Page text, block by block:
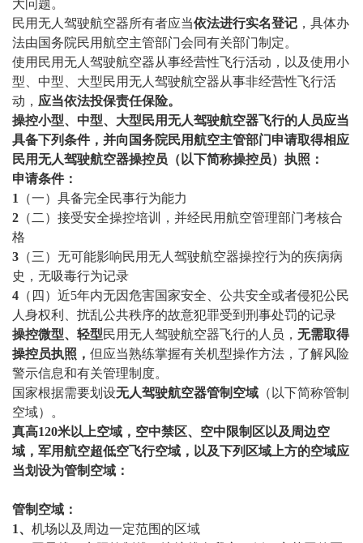
大问题。
民用无人驾驶航空器所有者应当依法进行实名登记 ，具体办
法由国务院民用航空主管部门会同有关部门制定。
使用民用无人驾驶航空器从事经营性飞行活动，以及使用小
型、中型、大型民用无人驾驶航空器从事非经营性飞行活
动， 应当依法投保责任保险。
操控小型、中型、大型民用无人驾驶航空器飞行的人员应当
具备下列条件，并向国务院民用航空主管部门申请取得相应
民用无人驾驶航空器操控员（以下简称操控员）执照：
申请条件：
1
（一）具备完全民事行为能力
2 （二）接受安全操控培训，并经民用航空管理部门考核合
格
3 （三）无可能影响民用无人驾驶航空器操控行为的疾病病
史，无吸毒行为记录
4 （四）近5年内无因危害国家安全、公共安全或者侵犯公民
人身权利、扰乱公共秩序的故意犯罪受到刑事处罚的记录
操控微型、轻型民用无人驾驶航空器飞行的人员， 无需取得
操控员执照 ， 但应当熟练掌握有关机型操作方法，了解风险
警示信息和有关管理制度。
国家根据需要划设无人驾驶航空器管制空域 （以下简称管制
空域）。
真高120米以上空域，空中禁区、空中限制区以及周边空
域，军用航空超低空飞行空域，以及下列区域上方的空域应
当划设为管制空域：
管制空域：
1、 机场以及周边一定范围的区域